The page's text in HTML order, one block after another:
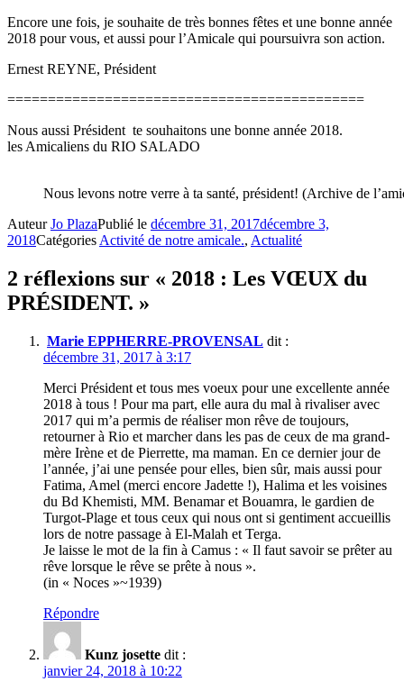
Encore une fois, je souhaite de très bonnes fêtes et une bonne année
2018 pour vous, et aussi pour l’Amicale qui poursuivra son action.
Ernest REYNE, Président
============================================
Nous aussi Président te souhaitons une bonne année 2018.
les Amicaliens du RIO SALADO
Nous levons notre verre à ta santé, président! (Archive de
AuteurJo PlazaPublié le décembre 31, 2017décembre 3,
2018Catégories Activité de notre amicale., Actualité
2 réflexions sur « 2018 : Les VŒUX du
PRÉSIDENT. »
Marie EPPHERRE-PROVENSAL dit :
décembre 31, 2017 à 3:17
Merci Président et tous mes voeux pour une excellente année
2018 à tous ! Pour ma part, elle aura du mal à rivaliser avec
2017 qui m’a permis de réaliser mon rêve de toujours,
retourner à Rio et marcher dans les pas de ceux de ma grand-
mère Irène et de Pierrette, ma maman. En ce dernier jour de
l’année, j’ai une pensée pour elles, bien sûr, mais aussi pour
Fatima, Amel (merci encore Jadette !), Halima et les voisines
du Bd Khemisti, MM. Benamar et Bouamra, le gardien de
Turgot-Plage et tous ceux qui nous ont si gentiment accueillis
lors de notre passage à El-Malah et Terga.
Je laisse le mot de la fin à Camus : « Il faut savoir se prêter au
rêve lorsque le rêve se prête à nous ».
(in « Noces »~1939)
Répondre
Kunz josette dit :
janvier 24, 2018 à 10:22